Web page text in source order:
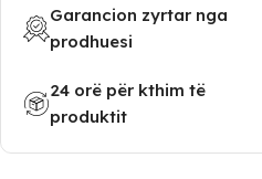
Garancion zyrtar nga
prodhuesi
24 orë për kthim të
produktit